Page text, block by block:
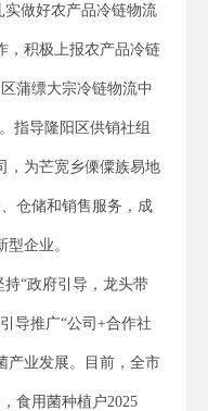
实做好农产品冷链物流
，积极上报农产品冷链
蒲缥大宗冷链物流中
指导隆阳区供销社组
，为芒宽乡傈僳族易地
仓储和销售服务，成
企业。
“政府引导，龙头带
导推广“公司+合作社
产业发展。目前，全市
食用菌种植户2025